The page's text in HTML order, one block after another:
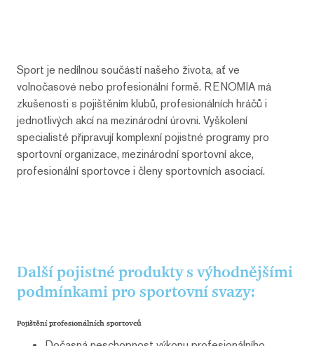
Sport je nedílnou součástí našeho života, ať ve
volnočasové nebo profesionální formě. RENOMIA má
zkušenosti s pojištěním klubů, profesionálních hráčů i
jednotlivých akcí na mezinárodní úrovni. Vyškolení
specialisté připravují komplexní pojistné programy pro
sportovní organizace, mezinárodní sportovní akce,
profesionální sportovce i členy sportovních asociací.
Další pojistné produkty s výhodnějšími
podmínkami pro sportovní svazy:
Pojištění profesionálních sportovců